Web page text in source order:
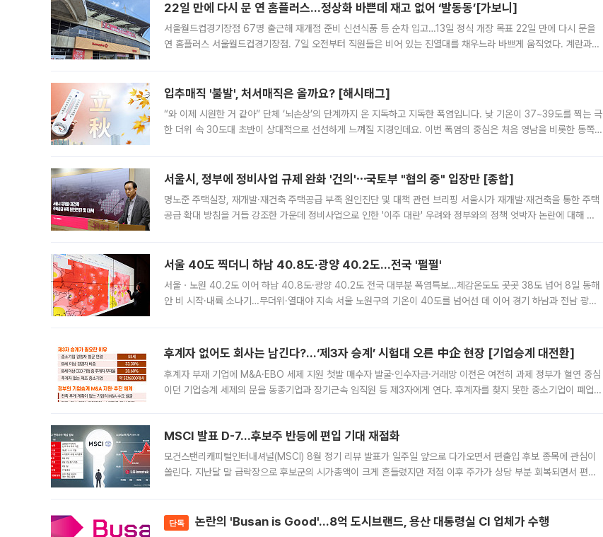
22일 만에 다시 문 연 홈플러스…정상화 바쁜데 재고 없어 ‘발동동’[가보니]
서울월드컵경기장점 67명 출근해 재개점 준비 신선식품 등 순차 입고…13일 정식 개장 목표 22일 만에 다시 문을
연 홈플러스 서울월드컵경기장점. 7일 오전부터 직원들은 비어 있는 진열대를 채우느라 바쁘게 움직였다. 계란과
입추매직 '불발', 처서매직은 올까요? [해시태그]
“와 이제 시원한 거 같아” 단체 ‘뇌손상’의 단계까지 온 지독하고 지독한 폭염입니다. 낮 기온이 37~39도를 찍는 극
한 더위 속 30도대 초반이 상대적으로 선선하게 느껴질 지경인데요. 이번 폭염의 중심은 처음 영남을 비롯한 동쪽
서울시, 정부에 정비사업 규제 완화 '건의'⋯국토부 "협의 중" 입장만 [종합]
명노준 주택실장, 재개발·재건축 주택공급 부족 원인진단 및 대책 관련 브리핑 서울시가 재개발·재건축을 통한 주택
공급 확대 방침을 거듭 강조한 가운데 정비사업으로 인한 '이주 대란' 우려와 정부와의 정책 엇박자 논란에 대해 정
서울 40도 찍더니 하남 40.8도·광양 40.2도…전국 '펄펄'
서울ㆍ노원 40.2도 이어 하남 40.8도·광양 40.2도 전국 대부분 폭염특보…체감온도도 곳곳 38도 넘어 8일 동해
안 비 시작·내륙 소나기…무더위·열대야 지속 서울 노원구의 기온이 40도를 넘어선 데 이어 경기 하남과 전남 광양
후계자 없어도 회사는 남긴다?…‘제3자 승계’ 시험대 오른 中企 현장 [기업승계 대전환]
후계자 부재 기업에 M&A·EBO 세제 지원 첫발 매수자 발굴·인수자금·거래망 이전은 여전히 과제 정부가 혈연 중심
이던 기업승계 세제의 문을 동종기업과 장기근속 임직원 등 제3자에게 연다. 후계자를 찾지 못한 중소기업이 폐업
MSCI 발표 D-7…후보주 반등에 편입 기대 재점화
모건스탠리캐피털인터내셔널(MSCI) 8월 정기 리뷰 발표가 일주일 앞으로 다가오면서 편출입 후보 종목에 관심이
쏠린다. 지난달 말 급락장으로 후보군의 시가총액이 크게 흔들렸지만 저점 이후 주가가 상당 부분 회복되면서 편입
단독 논란의 'Busan is Good'…8억 도시브랜드, 용산 대통령실 CI 업체가 수행